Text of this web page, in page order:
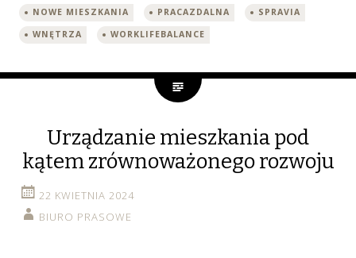
NOWE MIESZKANIA
PRACAZDALNA
SPRAVIA
WNĘTRZA
WORKLIFEBALANCE
Urządzanie mieszkania pod
kątem zrównoważonego rozwoju
22 KWIETNIA 2024
BIURO PRASOWE